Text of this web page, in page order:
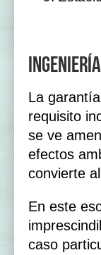
La
requisito
se ve
efectos
convierte
En este
caso